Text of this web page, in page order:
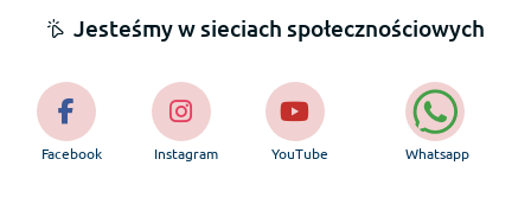
Jesteśmy w sieciach społecznościowych
Facebook Instagram YouTube Whatsapp